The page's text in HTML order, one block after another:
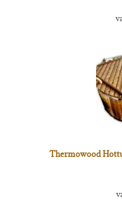
Thermowood